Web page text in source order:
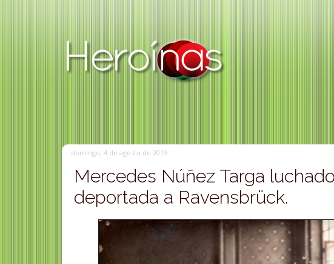
domingo, 4 de agosto de 2019
Mercedes Núñez Targa
deportada a Ravensbrück.